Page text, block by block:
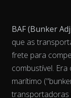
BAF (Bunker
que as
frete para
combustível.
marítimo
transportadoras